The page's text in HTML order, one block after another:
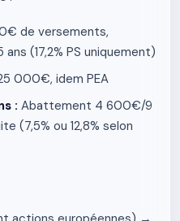
de versements,
(17,2% PS uniquement)
000€, idem PEA
: Abattement 4 600€/9
(7,5% ou 12,8% selon